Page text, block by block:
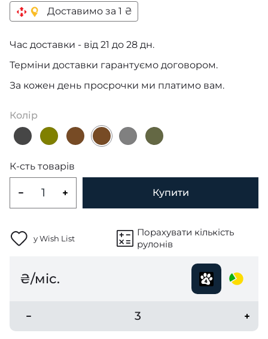
Доставимо за 1 ₴
Час доставки - від 21 до 28 дн.
Терміни доставки гарантуємо договором.
За кожен день просрочки ми платимо вам.
Колір
К-сть товарів
Купити
у Wish List
Порахувати кількість
рулонів
₴/міс.
3